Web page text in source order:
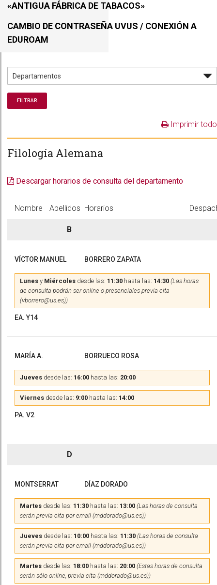
«ANTIGUA FÁBRICA DE TABACOS»
CAMBIO DE CONTRASEÑA UVUS / CONEXIÓN A
EDUROAM
Imprimir todo
Filología Alemana
Descargar horarios de consulta del departamento
Nombre Apellidos Horarios
B
VÍCTOR MANUEL BORRERO ZAPATA
Lunes y Miércoles desde las: 11:30 hasta las: 14:30 (Las horas
de consulta podrán ser online o presenciales previa cita
(vborrero@us.es))
EA. Y14
MARÍA A. BORRUECO ROSA
Jueves desde las: 16:00 hasta las: 20:00
Viernes desde las: 9:00 hasta las: 14:00
PA. V2
D
MONTSERRAT DÍAZ DORADO
Martes desde las: 11:30 hasta las: 13:00 (Las horas de consulta
serán previa cita por email (mddorado@us.es))
Jueves desde las: 10:00 hasta las: 11:30 (Las horas de consulta
serán previa cita por email (mddorado@us.es))
Martes desde las: 18:00 hasta las: 20:00 (Estas horas de consulta
serán sólo online, previa cita (mddorado@us.es))